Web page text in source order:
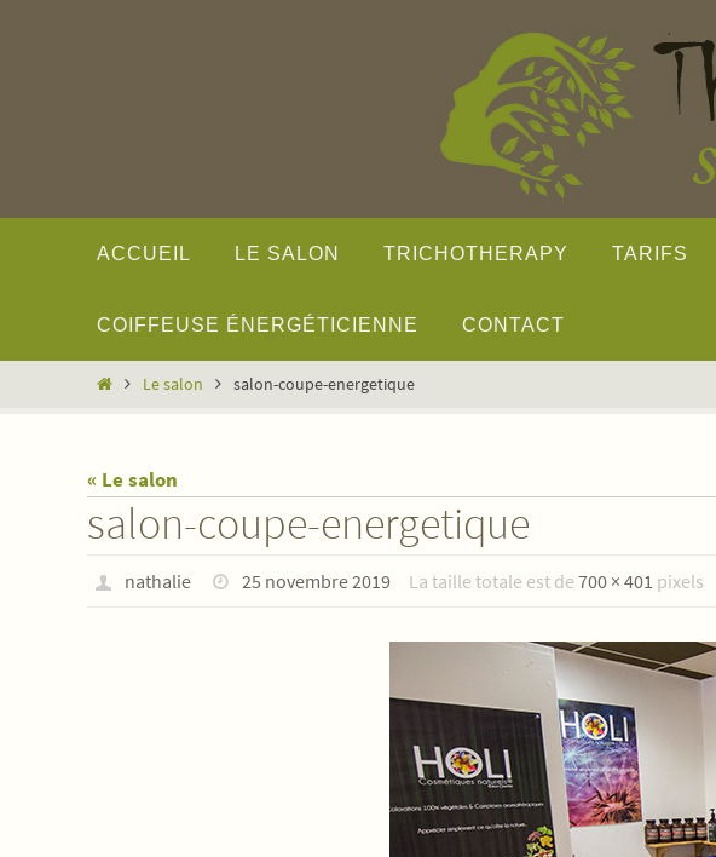
ACCUEIL LE SALON TRICHOTHERAPY TARIFS
COIFFEUSE ÉNERGÉTICIENNE CONTACT
HomeLe salon salon-coupe-energetique
« Le salon
salon-coupe-energetique
nathalie 25 novembre 2019 La taille totale est de700 × 401 pixels